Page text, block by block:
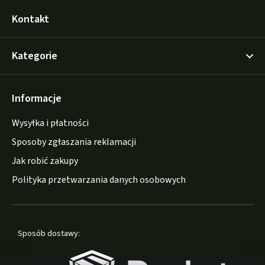
Kontakt
Kategorie
Informacje
Wysyłka i płatności
Sposoby zgłaszania reklamacji
Jak robić zakupy
Polityka przetwarzania danych osobowych
Sposób dostawy: